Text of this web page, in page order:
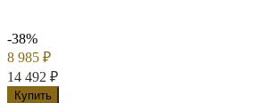
-38%
8 985 ₽
14 492 ₽
Купить